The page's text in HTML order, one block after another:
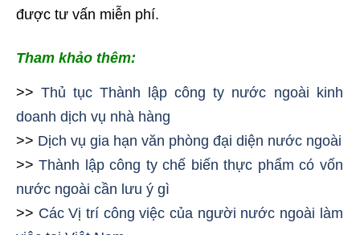
được tư vấn miễn phí.
Tham khảo thêm:
>>Thủ tục Thành lập công ty nước ngoài kinh
doanh dịch vụ nhà hàng
>> Dịch vụ gia hạn văn phòng đại diện nước ngoài
>>Thành lập công ty chế biến thực phẩm có vốn
nước ngoài cần lưu ý gì
>> Các Vị trí công việc của người nước ngoài làm